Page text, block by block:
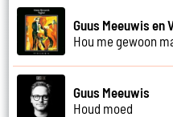
Guus Meeuwis en
Hou me gewoon
Guus Meeuwis
Houd moed